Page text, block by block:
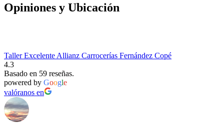
Opiniones y Ubicación
Taller Excelente Allianz Carrocerías Fernández Copé
4.3
Basado en 59 reseñas.
powered by Google
valóranos en